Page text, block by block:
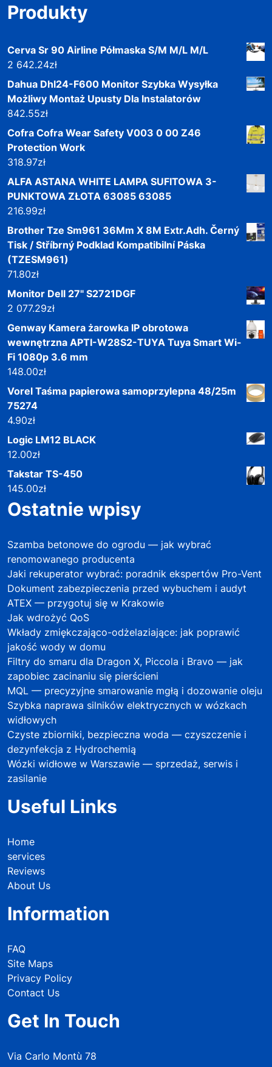
Produkty
Cerva Sr 90 Airline Półmaska S/M M/L M/L
2 642.24zł
Dahua Dhl24-F600 Monitor Szybka Wysyłka
Możliwy Montaż Upusty Dla Instalatorów
842.55zł
Cofra Cofra Wear Safety V003 0 00 Z46
Protection Work
318.97zł
ALFA ASTANA WHITE LAMPA SUFITOWA 3-
PUNKTOWA ZŁOTA 63085 63085
216.99zł
Brother Tze Sm961 36Mm X 8M Extr.Adh. Černý
Tisk / Stříbrný Podklad Kompatibilní Páska
(TZESM961)
71.80zł
Monitor Dell 27" S2721DGF
2 077.29zł
Genway Kamera żarowka IP obrotowa
wewnętrzna APTI-W28S2-TUYA Tuya Smart Wi-
Fi 1080p 3.6 mm
148.00zł
Vorel Taśma papierowa samoprzylepna 48/25m
75274
4.90zł
Logic LM12 BLACK
12.00zł
Takstar TS-450
145.00zł
Ostatnie wpisy
Szamba betonowe do ogrodu — jak wybrać
renomowanego producenta
Jaki rekuperator wybrać: poradnik ekspertów Pro-Vent
Dokument zabezpieczenia przed wybuchem i audyt
ATEX — przygotuj się w Krakowie
Jak wdrożyć QoS
Wkłady zmiękczająco-odżelaziające: jak poprawić
jakość wody w domu
Filtry do smaru dla Dragon X, Piccola i Bravo — jak
zapobiec zacinaniu się pierścieni
MQL — precyzyjne smarowanie mgłą i dozowanie oleju
Szybka naprawa silników elektrycznych w wózkach
widłowych
Czyste zbiorniki, bezpieczna woda — czyszczenie i
dezynfekcja z Hydrochemią
Wózki widłowe w Warszawie — sprzedaż, serwis i
zasilanie
Useful Links
Home
services
Reviews
About Us
Information
FAQ
Site Maps
Privacy Policy
Contact Us
Get In Touch
Via Carlo Montù 78